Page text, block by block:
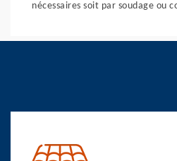
nécessaires soit par soudage ou